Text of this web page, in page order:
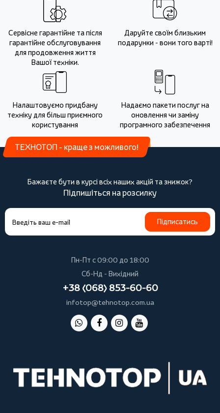
Сервісне гарантійне та після
гарантійне обслуговування
для продовження життя
Вашої техніки.
Даруйте своїм близьким
подарунки - вони того варті!
Налаштовуємо придбану
техніку для більш приємного
користування
Надаємо пакети послуг на
оновлення чи заміну
програмного забезпечення
ТЕХНОТОП - краще з можливого!
Бажаєте бути в курсі всіх наших акцій та знижок?
Підпишіться на розсилку
Підписатись
Пн-Пт с 09:00 до 18:00
Сб-Нд - Вихідний
+38 (068) 853-60-60
infotop@tehnotop.com.ua